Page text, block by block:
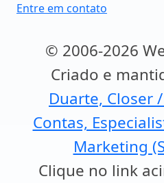
Entre em contato
© 2006-2026
Criado e
Duarte, Closer
Contas,
Marketing
Clique no link